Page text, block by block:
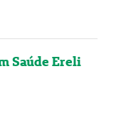
Saúde Ereli